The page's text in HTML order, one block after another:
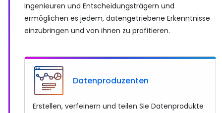
Ingenieuren und Entscheidungsträgern und
ermöglichen es jedem, datengetriebene Erkenntnisse
einzubringen und von ihnen zu profitieren.
Datenproduzenten
Erstellen, verfeinern und teilen Sie Datenprodukte